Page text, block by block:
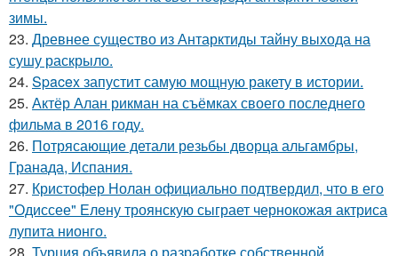
зимы.
23. Древнее существо из Антарктиды тайну выхода на
сушу раскрыло.
24. Spacex запустит самую мощную ракету в истории.
25. Актёр Алан рикман на съёмках своего последнего
фильма в 2016 году.
26. Потрясающие детали резьбы дворца альгамбры,
Гранада, Испания.
27. Кристофер Нолан официально подтвердил, что в его
"Одиссее" Елену троянскую сыграет чернокожая актриса
лупита нионго.
28. Турция объявила о разработке собственной